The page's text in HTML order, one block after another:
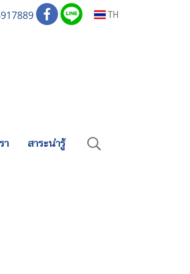
TH
า สาระน่ารู้